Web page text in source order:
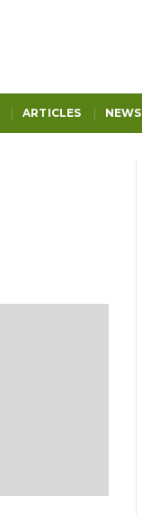
ARTICLES NEWS